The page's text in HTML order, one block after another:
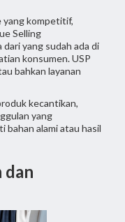
yang kompetitif,
Selling
yang sudah ada di
konsumen. USP
bahkan layanan
kecantikan,
yang
bahan alami atau hasil
dan